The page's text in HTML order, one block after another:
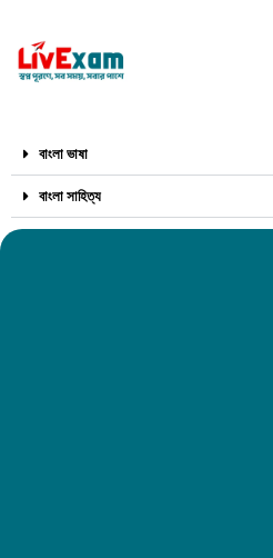
বাংলা ভাষা
বাংলা সাহিত্য